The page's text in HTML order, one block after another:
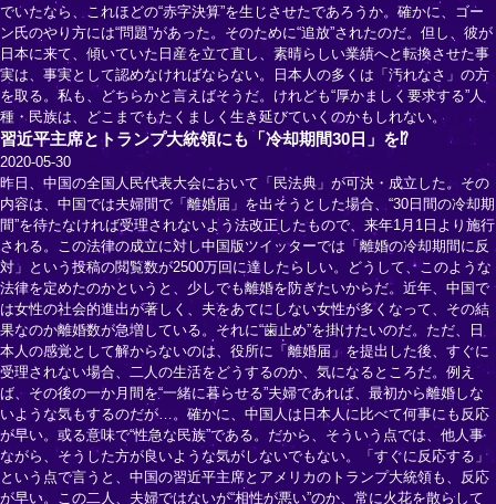
でいたなら、これほどの“赤字決算”を生じさせたであろうか。確かに、ゴー
ン氏のやり方には“問題”があった。そのために“追放”されたのだ。但し、彼が
日本に来て、傾いていた日産を立て直し、素晴らしい業績へと転換させた事
実は、事実として認めなければならない。日本人の多くは「汚れなさ」の方
を取る。私も、どちらかと言えばそうだ。けれども“厚かましく要求する”人
種・民族は、どこまでもたくましく生き延びていくのかもしれない。
習近平主席とトランプ大統領にも「冷却期間30日」を⁉
2020-05-30
昨日、中国の全国人民代表大会において「民法典」が可決・成立した。その
内容は、中国では夫婦間で「離婚届」を出そうとした場合、“30日間の冷却期
間”を待たなければ受理されないよう法改正したもので、来年1月1日より施行
される。この法律の成立に対し中国版ツイッターでは「離婚の冷却期間に反
対」という投稿の閲覧数が2500万回に達したらしい。どうして、このような
法律を定めたのかというと、少しでも離婚を防ぎたいからだ。近年、中国で
は女性の社会的進出が著しく、夫をあてにしない女性が多くなって、その結
果なのか離婚数が急増している。それに“歯止め”を掛けたいのだ。ただ、日
本人の感覚として解からないのは、役所に「離婚届」を提出した後、すぐに
受理されない場合、二人の生活をどうするのか、気になるところだ。例え
ば、その後の一か月間を“一緒に暮らせる”夫婦であれば、最初から離婚しな
いような気もするのだが…。確かに、中国人は日本人に比べて何事にも反応
が早い。或る意味で“性急な民族”である。だから、そういう点では、他人事
ながら、そうした方が良いような気がしないでもない。「すぐに反応する」
という点で言うと、中国の習近平主席とアメリカのトランプ大統領も、反応
が早い。この二人、夫婦ではないが“相性が悪い”のか、常に火花を散らして